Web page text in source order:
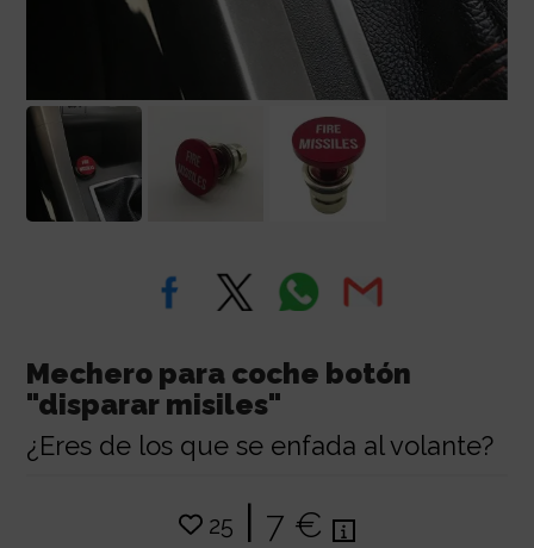
Mechero para coche botón
"disparar misiles"
¿Eres de los que se enfada al volante?
25 | 7 €